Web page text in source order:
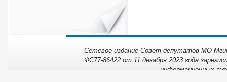
Сетевое издание Совет депутатов МО
ФС77-86422 от 11 декабря 2023 года
информационных